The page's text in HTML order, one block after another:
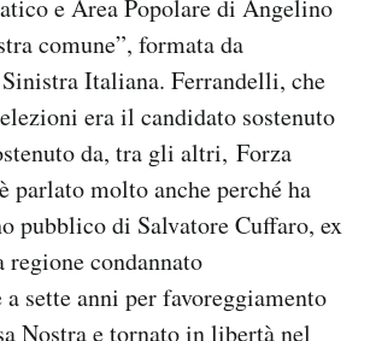
e Area Popolare di Angelino
comune”, formata da
Italiana. Ferrandelli, che
era il candidato sostenuto
da, tra gli altri, Forza
molto anche perché ha
pubblico di Salvatore Cuffaro, ex
regione condannato
sette anni per favoreggiamento
Nostra e tornato in libertà nel